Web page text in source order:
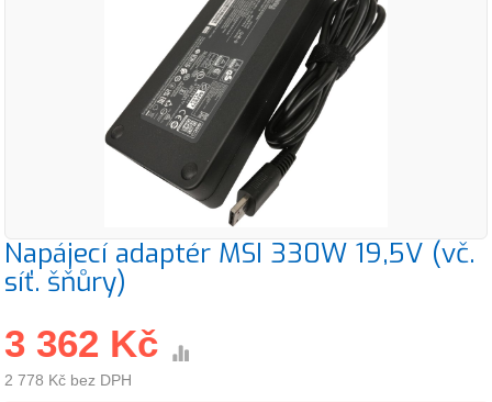
Napájecí adaptér MSI 330W 19,5V (vč.
síť. šňůry)
3 362 Kč
2 778 Kč bez DPH